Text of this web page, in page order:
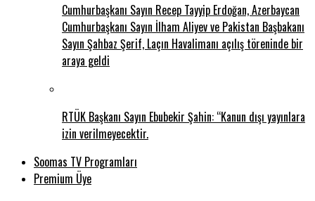
Cumhurbaşkanı Sayın Recep Tayyip Erdoğan, Azerbaycan
Cumhurbaşkanı Sayın İlham Aliyev ve Pakistan Başbakanı
Sayın Şahbaz Şerif, Laçın Havalimanı açılış töreninde bir
araya geldi
RTÜK Başkanı Sayın Ebubekir Şahin: “Kanun dışı yayınlara
izin verilmeyecektir.
Soomas TV Programları
Premium Üye